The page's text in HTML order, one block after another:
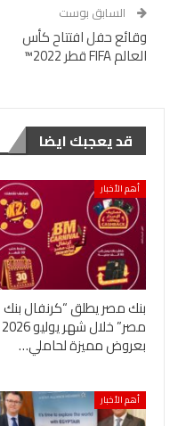
السابق بوست
وقائع حفل افتتاح كأس
العالم FIFA قطر 2022™
قد يعجبك ايضا
أهم الأخبار
بنك مصر يطلق “كرنفال بنك
مصر” خلال شهر يوليو 2026
بعروض مميزة لحاملي…
أهم الأخبار